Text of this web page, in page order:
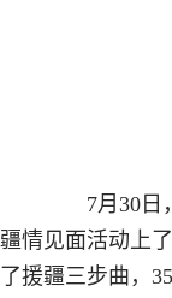
7月30日，
疆情见面活动上
了援疆三步曲，